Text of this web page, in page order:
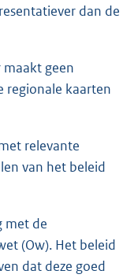
dan de
geen
regionale kaarten
relevante
van het beleid
met de
(Ow). Het beleid
dat deze goed